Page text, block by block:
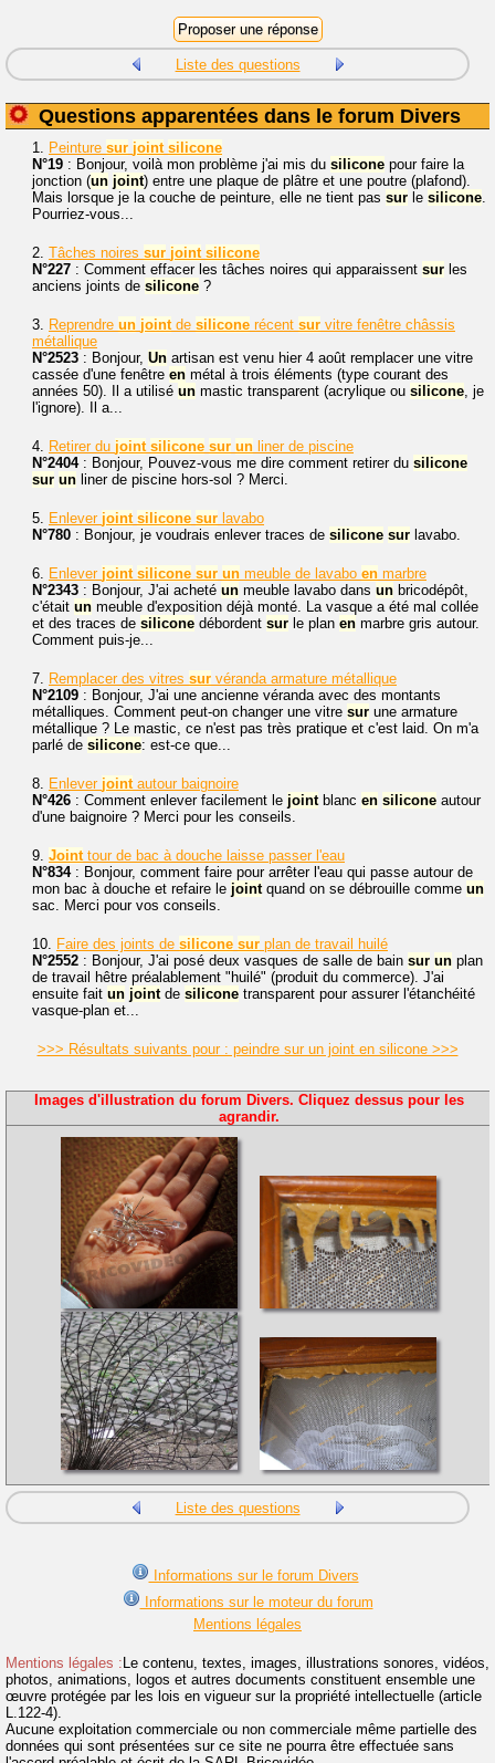
Liste des questions
Questions apparentées dans le forum Divers
1. Peinture sur joint silicone
N°19 : Bonjour, voilà mon problème j'ai mis du silicone pour faire la
jonction (un joint) entre une plaque de plâtre et une poutre (plafond).
Mais lorsque je la couche de peinture, elle ne tient pas sur le silicone.
Pourriez-vous...
2. Tâches noires sur joint silicone
N°227 : Comment effacer les tâches noires qui apparaissent sur les
anciens joints de silicone ?
3. Reprendre un jointde silicone récent sur vitre fenêtre châssis
métallique
N°2523 : Bonjour, Un artisan est venu hier 4 août remplacer une vitre
cassée d'une fenêtre en métal à trois éléments (type courant des
années 50). Il a utilisé un mastic transparent (acrylique ou silicone, je
l'ignore). Il a...
4. Retirer du joint silicone sur un liner de piscine
N°2404: Bonjour, Pouvez-vous me dire comment retirer du silicone
sur un liner de piscine hors-sol ? Merci.
5. Enlever joint silicone sur lavabo
N°780 : Bonjour, je voudrais enlever traces de silicone sur lavabo.
6. Enlever joint silicone sur un meuble de lavabo en marbre
N°2343 : Bonjour, J'ai acheté un meuble lavabo dans un bricodépôt,
c'était un meuble d'exposition déjà monté. La vasque a été mal collée
et des traces de silicone débordent sur le plan en marbre gris autour.
Comment puis-je...
7. Remplacer des vitres sur véranda armature métallique
N°2109 : Bonjour, J'ai une ancienne véranda avec des montants
métalliques. Comment peut-on changer une vitre sur une armature
métallique ? Le mastic, ce n'est pas très pratique et c'est laid. On m'a
parlé de silicone: est-ce que...
8. Enlever jointautour baignoire
N°426 : Comment enlever facilement le jointblanc en silicone autour
d'une baignoire ? Merci pour les conseils.
9. Jointtour de bac à douche laisse passer l'eau
N°834: Bonjour, comment faire pour arrêter l'eau qui passe autour de
mon bac à douche et refaire le jointquand on se débrouille comme un
sac. Merci pour vos conseils.
10. Faire des joints de silicone sur plan de travail huilé
N°2552 : Bonjour, J'ai posé deux vasques de salle de bain sur un plan
de travail hêtre préalablement "huilé" (produit du commerce). J'ai
ensuite fait un jointde silicone transparent pour assurer l'étanchéité
vasque-plan et...
>>> Résultats suivants pour : peindre sur un joint en silicone >>>
Images d'illustration du forum Divers. Cliquez dessus pour les
agrandir.
Liste des questions
Informations sur le forum Divers
Informations sur le moteur du forum
Mentions légales
Mentions légales :Le contenu, textes, images, illustrations sonores, vidéos,
photos, animations, logos et autres documents constituent ensemble une
œuvre protégée par les lois en vigueur sur la propriété intellectuelle (article
L.122-4).
Aucune exploitation commerciale ou non commerciale même partielle des
données qui sont présentées sur ce site ne pourra être effectuée sans